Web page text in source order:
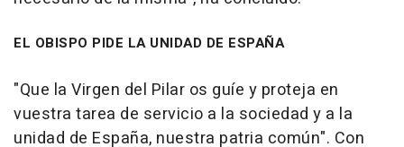
EL OBISPO PIDE LA UNIDAD DE ESPAÑA
"Que la Virgen del Pilar os guíe y proteja en
vuestra tarea de servicio a la sociedad y a la
unidad de España, nuestra patria común". Con